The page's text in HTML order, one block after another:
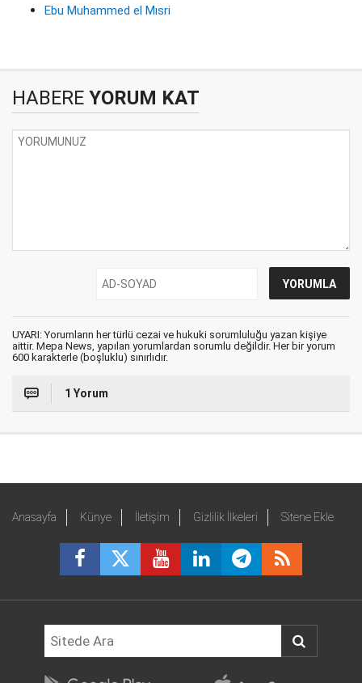
Ebu Muhammed el Mısri
HABERE YORUM KAT
UYARI: Yorumların her türlü cezai ve hukuki sorumluluğu yazan kişiye
aittir. Mepa News, yapılan yorumlardan sorumlu değildir. Her bir yorum
600 karakterle (boşluklu) sınırlıdır.
1 Yorum
Anasayfa Künye İletişim Gizlilik İlkeleri Sitene Ekle